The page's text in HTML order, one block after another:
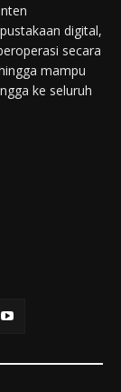
digital,
secara
mampu
ke seluruh